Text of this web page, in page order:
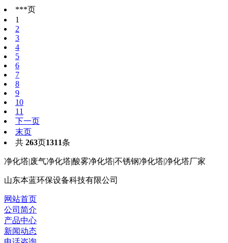
***页
1
2
3
4
5
6
7
8
9
10
11
下一页
末页
共 263页1311条
净化塔|废气净化塔|酸雾净化塔|不锈钢净化塔|净化塔厂家
山东本蓝环保设备科技有限公司
网站首页
公司简介
产品中心
新闻动态